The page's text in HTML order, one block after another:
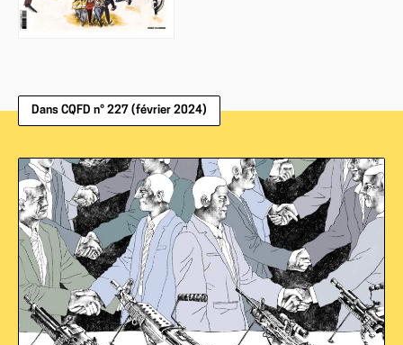
Dans CQFD n° 227 (février 2024)